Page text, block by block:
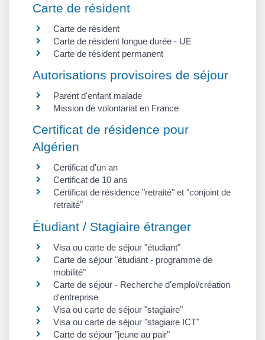
Carte de résident
Carte de résident
Carte de résident longue durée - UE
Carte de résident permanent
Autorisations provisoires de séjour
Parent d'enfant malade
Mission de volontariat en France
Certificat de résidence pour
Algérien
Certificat d'un an
Certificat de 10 ans
Certificat de résidence "retraité" et "conjoint de
retraité"
Étudiant / Stagiaire étranger
Visa ou carte de séjour "étudiant"
Carte de séjour "étudiant - programme de
mobilité"
Carte de séjour - Recherche d'emploi/création
d'entreprise
Visa ou carte de séjour "stagiaire"
Visa ou carte de séjour "stagiaire ICT"
Carte de séjour "jeune au pair"